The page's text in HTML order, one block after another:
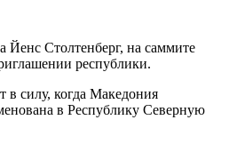
Йенс Столтенберг, на саммите
республики.
в силу, когда Македония
в Республику Северную